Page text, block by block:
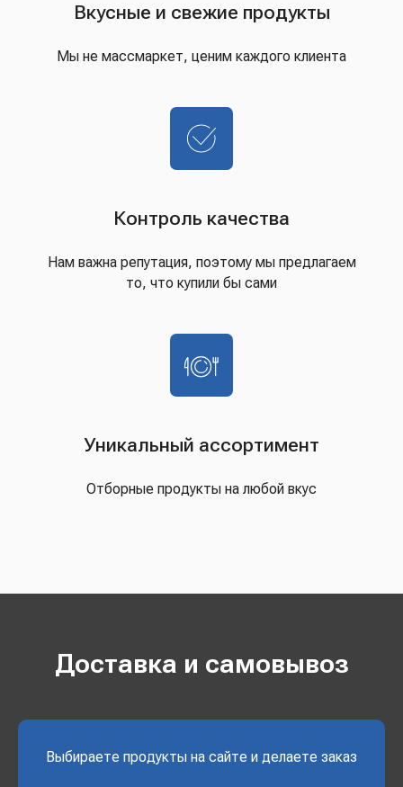
Вкусные и свежие продукты
Мы не массмаркет, ценим каждого клиента
Контроль качества
Нам важна репутация, поэтому мы предлагаем
то, что купили бы сами
Уникальный ассортимент
Отборные продукты на любой вкус
Доставка и самовывоз
Выбираете продукты на сайте и делаете заказ